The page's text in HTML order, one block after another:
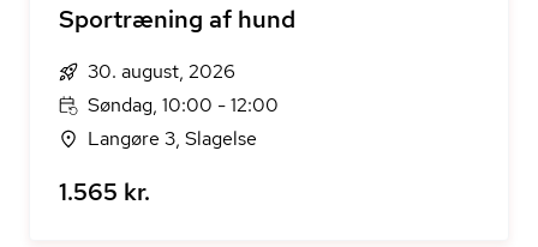
Sportræning af hund
30. august, 2026
Søndag, 10:00 - 12:00
Langøre 3, Slagelse
1.565 kr.